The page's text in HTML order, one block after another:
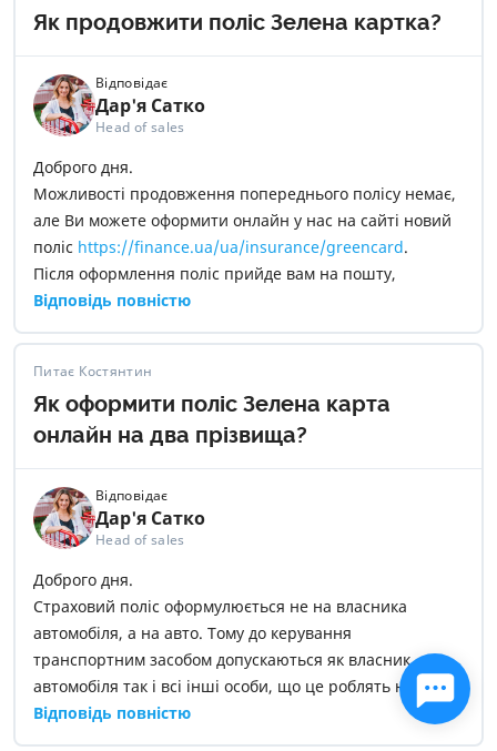
Як продовжити поліс Зелена картка?
Відповідає
Дар'я Сатко
Head of sales
Доброго дня.
Можливості продовження попереднього полісу немає,
але Ви можете оформити онлайн у нас на сайті новий
поліс https://finance.ua/ua/insurance/greencard.
Після оформлення поліс прийде вам на пошту,
достатньо буде мати його електронну версію в
телефоні.
Відповідь повністю
Питає Костянтин
Як оформити поліс Зелена карта
онлайн на два прізвища?
Відповідає
Дар'я Сатко
Head of sales
Доброго дня.
Страховий поліс оформулюється не на власника
автомобіля, а на авто. Тому до керування
транспортним засобом допускаються як власник
автомобіля так і всі інші особи, що це роблять на
законних підставах. Тому якщо страхування Зелена
картка оформлена на вас – дія страхування буде
Відповідь повністю